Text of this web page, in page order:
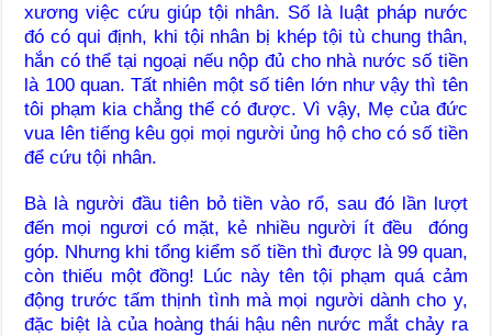
xương việc cứu giúp tội nhân. Số là luật pháp nước
đó có qui định, khi tội nhân bị khép tội tù chung thân,
hắn có thể tại ngoại nếu nộp đủ cho nhà nước số tiền
là 100 quan. Tất nhiên một số tiên lớn như vậy thì tên
tôi phạm kia chẳng thể có được. Vì vậy, Mẹ của đức
vua lên tiếng kêu gọi mọi người ủng hộ cho có số tiền
để cứu tội nhân.
Bà là người đầu tiên bỏ tiền vào rổ, sau đó lần lượt
đến mọi ngươi có mặt, kẻ nhiều người ít đều đóng
góp. Nhưng khi tổng kiểm số tiền thì được là 99 quan,
còn thiếu một đồng! Lúc này tên tội phạm quá cảm
động trước tấm thịnh tình mà mọi người dành cho y,
đặc biệt là của hoàng thái hậu nên nước mắt chảy ra